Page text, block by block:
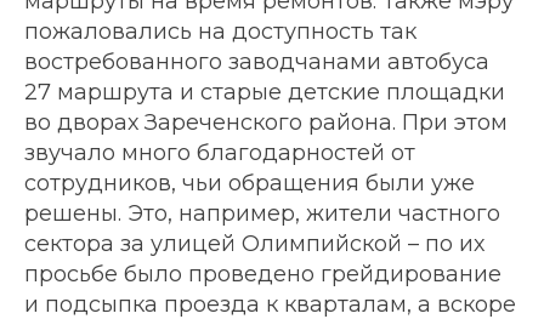
пожаловались на доступность так
востребованного заводчанами автобуса
27 маршрута и старые детские площадки
во дворах Зареченского района. При этом
звучало много благодарностей от
сотрудников, чьи обращения были уже
решены. Это, например, жители частного
сектора за улицей Олимпийской – по их
просьбе было проведено грейдирование
и подсыпка проезда к кварталам, а вскоре